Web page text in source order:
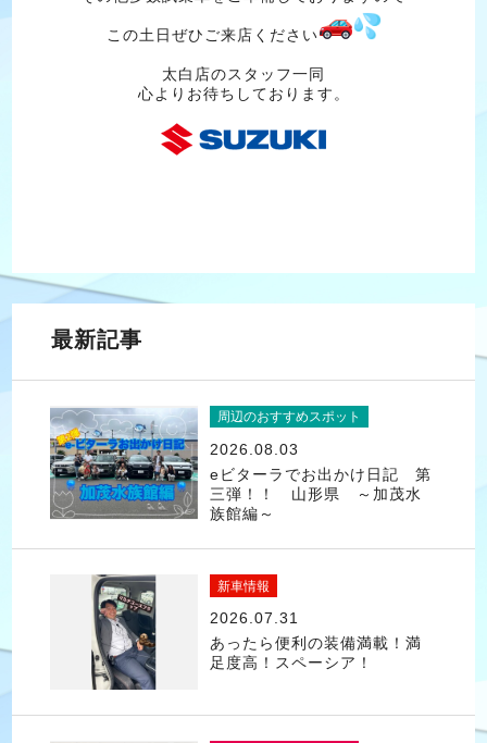
この土日ぜひご来店ください
太白店のスタッフ一同
心よりお待ちしております。
最新記事
周辺のおすすめスポット
2026.08.03
eビターラでお出かけ日記 第
三弾！！ 山形県 ～加茂水
族館編～
新車情報
2026.07.31
あったら便利の装備満載！満
足度高！スペーシア！